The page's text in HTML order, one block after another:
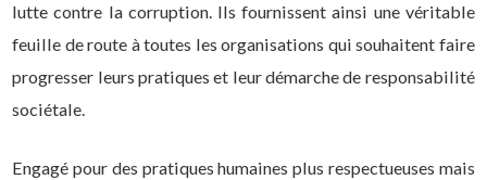
lutte contre la corruption. Ils fournissent ainsi une véritable
feuille de route à toutes les organisations qui souhaitent faire
progresser leurs pratiques et leur démarche de responsabilité
sociétale.
Engagé pour des pratiques humaines plus respectueuses mais